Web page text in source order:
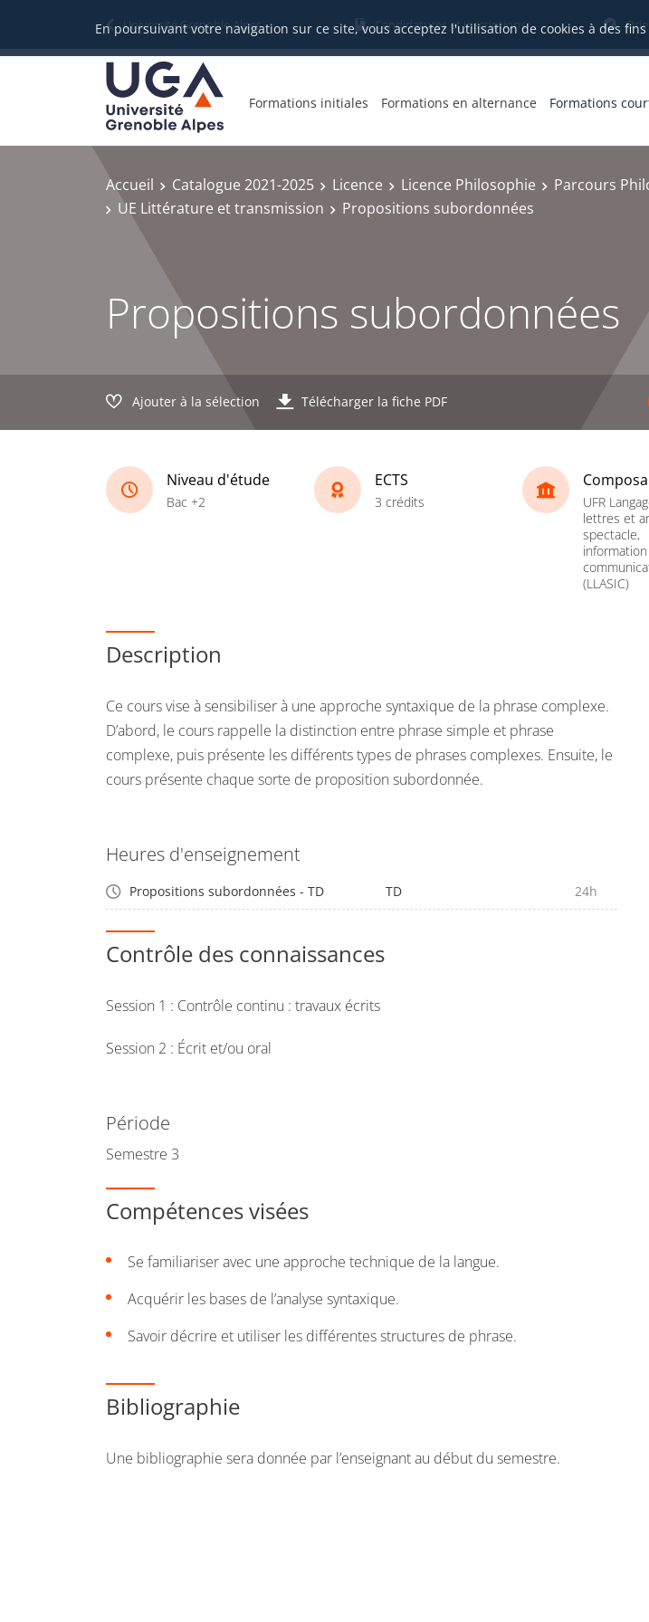
En poursuivant votre navigation sur ce site, vous acceptez l'utilisation de cookies à des
Université Grenoble Alpes Candidatures et inscriptions
Formations initiales Formations en alternance Formations
Accueil Catalogue 2021-2025 Licence Licence Philosophie
Parcours
UE Littérature et transmission
Propositions subordonnées
Propositions subordonnées
Ajouter à la sélection Télécharger la fiche PDF
Niveau d'étude
Bac +2
ECTS
3 crédits
UFR
lettres et
spectacle,
(LLASIC)
Description
Ce cours vise à sensibiliser à une approche syntaxique de la phrase complexe.
D’abord, le cours rappelle la distinction entre phrase simple et phrase
complexe, puis présente les différents types de phrases complexes. Ensuite, le
cours présente chaque sorte de proposition subordonnée.
Heures d'enseignement
Propositions subordonnées - TD TD 24h
Contrôle des connaissances
Session 1 : Contrôle continu : travaux écrits
Session 2 : Écrit et/ou oral
Période
Semestre 3
Compétences visées
Se familiariser avec une approche technique de la langue.
Acquérir les bases de l’analyse syntaxique.
Savoir décrire et utiliser les différentes structures de phrase.
Bibliographie
Une bibliographie sera donnée par l’enseignant au début du semestre.